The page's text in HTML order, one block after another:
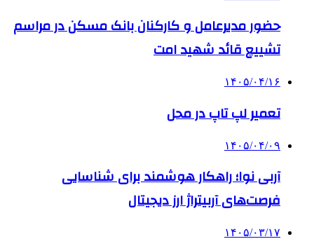
حضور مدیرعامل و کارکنان بانک مسکن در مراسم
تشییع قائد شهید امت
۱۴۰۵/۰۴/۱۶
تعمیر لپ تاپ در محل
۱۴۰۵/۰۴/۰۹
آربی نوا؛ راهکار هوشمند برای شناسایی
فرصت‌های آربیتراژ ارز دیجیتال
۱۴۰۵/۰۳/۱۷